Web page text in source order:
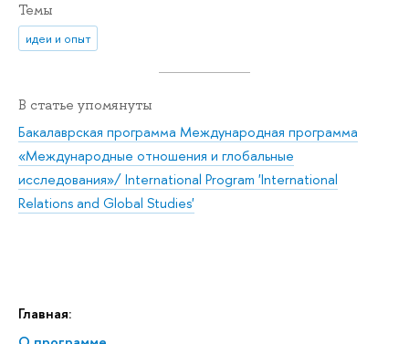
Главная:
Темы
идеи и опыт
В статье упомянуты
Бакалаврская программа Международная программа
«Международные отношения и глобальные
исследования»/ International Program 'International
Relations and Global Studies'